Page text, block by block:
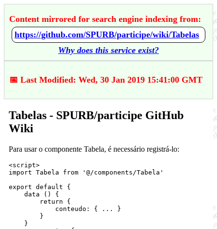
Content mirrored for search engine indexing from:
https://github.com/SPURB/participe/wiki/Tabelas
Why does this service exist?
📅 Last Modified: Wed, 30 Jan 2019 15:41:00 GMT
Tabelas - SPURB/participe GitHub
Wiki
Para usar o componente Tabela, é necessário registrá-lo:
<script>
import Tabela from ' @/components/Tabela '
export default {
data () {
return {
            conteudo
: { ...
}
        }
    }